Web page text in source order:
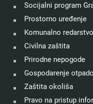
Socijalni program
Prostorno uređenje
Komunalno redarstvo
Civilna zaštita
Prirodne nepogode
Gospodarenje
Zaštita okoliša
Pravo na pristup